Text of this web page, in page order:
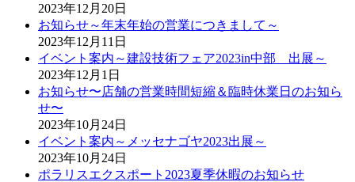
2023年12月20日
お知らせ～年末年始の営業につきまして～
2023年12月11日
イベント案内～建設技術フェア2023in中部 出展～
2023年12月1日
お知らせ〜店舗の営業時間短縮＆臨時休業日のお知ら
せ〜
2023年10月24日
イベント案内～メッセナゴヤ2023出展～
2023年10月24日
ポラリスエクスポート2023夏季休暇のお知らせ